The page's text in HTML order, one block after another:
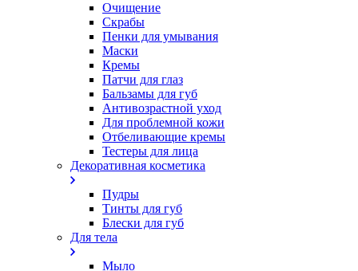
Очищение
Скрабы
Пенки для умывания
Маски
Кремы
Патчи для глаз
Бальзамы для губ
Антивозрастной уход
Для проблемной кожи
Oтбеливающие кремы
Тестеры для лица
Декоративная косметика
Пудры
Тинты для губ
Блески для губ
Для тела
Мыло